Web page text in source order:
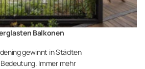
Balkonen
gewinnt in Städten
Immer mehr